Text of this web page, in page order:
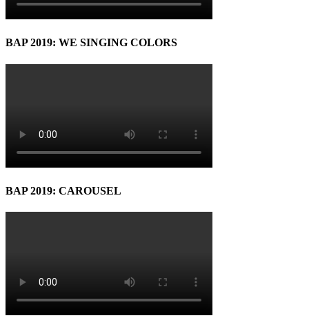
BAP 2019: WE SINGING COLORS
BAP 2019: CAROUSEL